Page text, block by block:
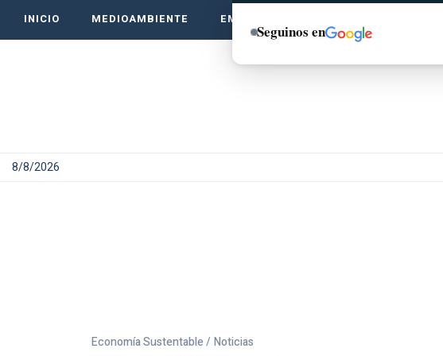
INICIO MEDIOAMBIENTE EMPRENDE VERDE
8/8/2026
Economía Sustentable / Noticias
Seguinos en